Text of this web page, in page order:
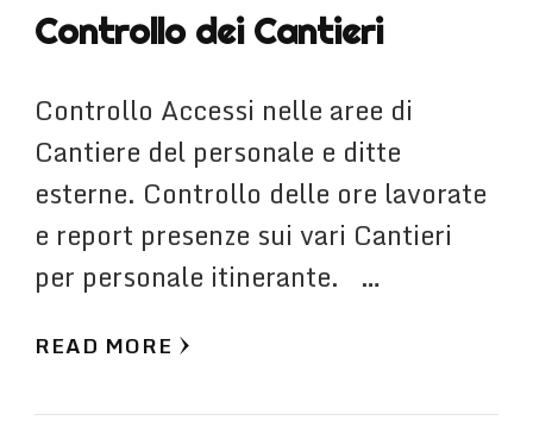
Controllo dei Cantieri
Controllo Accessi nelle aree di
Cantiere del personale e ditte
esterne. Controllo delle ore lavorate
e report presenze sui vari Cantieri
per personale itinerante. …
READ MORE